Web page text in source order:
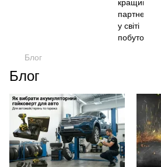
Блог
Блог